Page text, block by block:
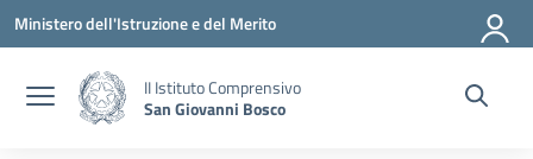
Vai ai contenuti
Vai al menu di navigazione
Vai al footer
Ministero dell'Istruzione e del Merito
II Istituto Comprensivo
San Giovanni Bosco